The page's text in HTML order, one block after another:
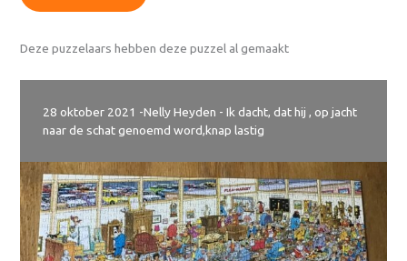
Deze puzzelaars hebben deze puzzel al gemaakt
28 oktober 2021 -Nelly Heyden - Ik dacht, dat hij , op jacht
naar de schat genoemd word,knap lastig